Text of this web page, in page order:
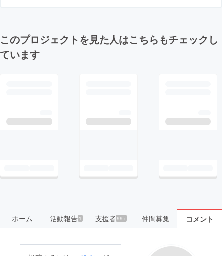
このプロジェクトを見た人はこちらもチェックし
ています
ホーム 活動報告1 支援者99+ 仲間募集 コメント